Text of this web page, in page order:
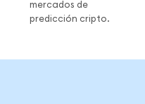
mercados de
predicción cripto.